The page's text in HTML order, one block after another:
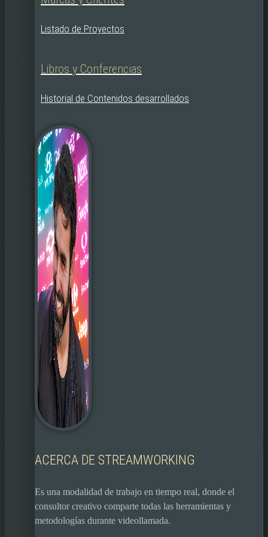
Listado de Proyectos
Libros y Conferencias
Historial de Contenidos desarrollados
ACERCA DE STREAMWORKING
Es una modalidad de trabajo en tiempo real, donde el
consultor creativo comparte todas las herramientas y
metodologías durante videollamada.